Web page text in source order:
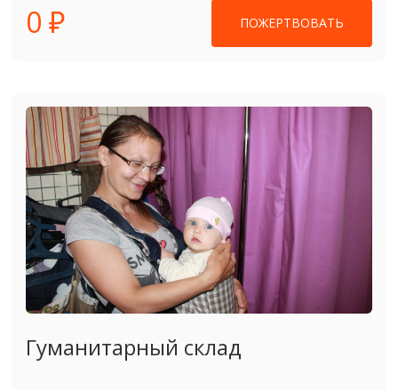
0 ₽ ПОЖЕРТВОВАТЬ
Гуманитарный склад